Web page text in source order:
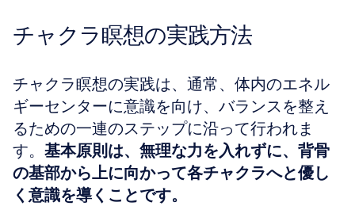
チャクラ瞑想の実践方法
チャクラ瞑想の実践は、通常、体内のエネル
ギーセンターに意識を向け、バランスを整え
るための一連のステップに沿って行われま
す。 基本原則は、無理な力を入れずに、背骨
の基部から上に向かって各チャクラへと優し
く意識を導くことです。